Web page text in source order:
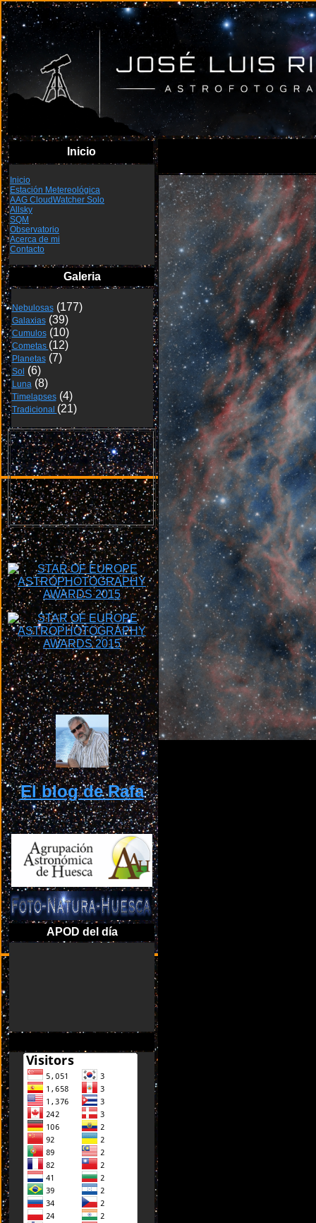
Inicio
Inicio
Estación Metereológica
AAG CloudWatcher Solo
Allsky
SQM
Observatorio
Acerca de mi
Contacto
Galeria
Nebulosas (177)
Galaxias (39)
Cumulos (10)
Cometas (12)
Planetas (7)
Sol (6)
Luna (8)
Timelapses (4)
Tradicional (21)
El blog de Rafa
APOD del día